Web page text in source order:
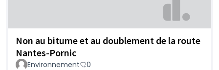
Non au bitume et au doublement de la route
Nantes-Pornic
Environnement 0